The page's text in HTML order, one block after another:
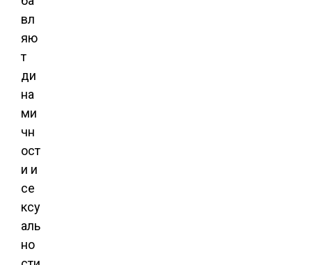
вл
яю
т
ди
на
ми
чн
ост
и и
се
ксу
аль
но